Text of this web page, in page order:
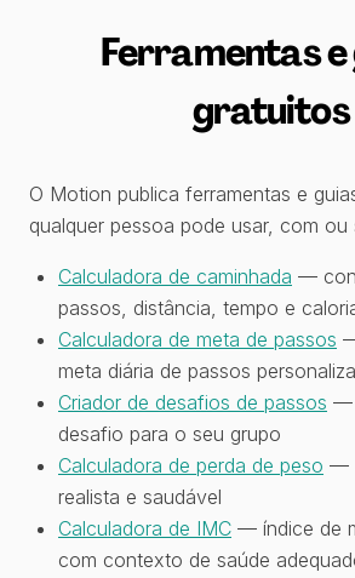
Ferramentas e
gratuitos
O Motion publica ferramentas e
qualquer pessoa pode usar, com ou
Calculadora de caminhada —
passos, distância, tempo e
Calculadora de meta de passos
meta diária de passos
Criador de desafios de passos —
desafio para o seu grupo
Calculadora de perda de peso —
realista e saudável
Calculadora de IMC — índice de
com contexto de saúde